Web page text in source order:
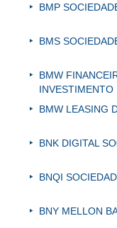
BMP
BMS
BMW
INVESTIMENTO
BMW LEASING
BNK DIGITAL
BNQI
BNY MELLON